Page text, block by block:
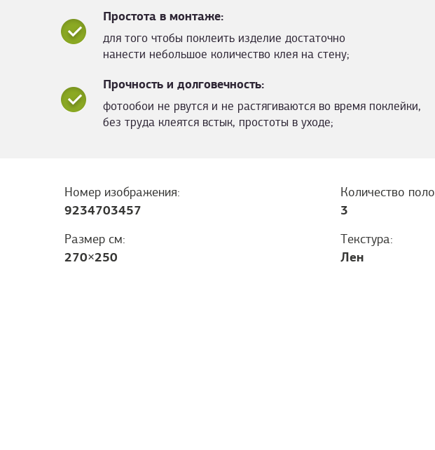
Простота в монтаже:
для того чтобы поклеить изделие достаточно
нанести небольшое количество клея на стену;
Прочность и долговечность:
фотообои не рвутся и не растягиваются во время поклейки,
без труда клеятся встык, простоты в уходе;
Номер изображения:
9234703457
Количество
3
Размер см:
270×250
Текстура:
Лен